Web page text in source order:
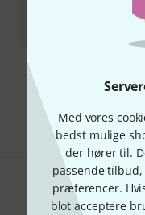
Med vores
bedst mulige
der hører til.
passende
præferencer.
blot acceptere
På
Kan